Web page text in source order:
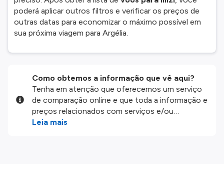
poderá aplicar outros filtros e verificar os preços de
outras datas para economizar o máximo possível em
sua próxima viagem para Argélia.
Como obtemos a informação que vê aqui?
Tenha em atenção que oferecemos um serviço
de comparação online e que toda a informação e
preços relacionados com serviços e/ou
produtos disponíveis no nosso website são
Leia mais